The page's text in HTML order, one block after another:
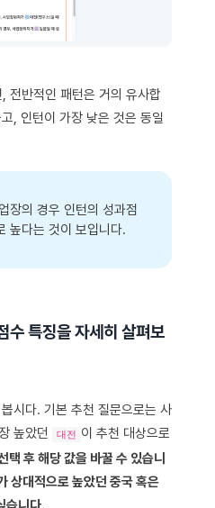
전반적인 패턴은 거의 유사합
, 인턴이 가장 낮은 것은 동일
장의 경우 인턴의 성과점
높다는 것이 보입니다.
수 특징을 자세히 살펴보
시다. 기본 추천 질문으로는 사
높았던
대전 이 추천 대상으로
택 후 해당 값을 바꿀 수 있습니
상대적으로 높았던 중국 혹은